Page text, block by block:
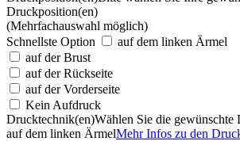
Druckposition(en)
(Mehrfachauswahl möglich)
Schnellste Option
auf dem linken Ärmel
auf der Brust
auf der Rückseite
auf der Vorderseite
Kein Aufdruck
Drucktechnik(en)Wählen Sie die gewünschte
auf dem linken ÄrmelMehr Infos zu den